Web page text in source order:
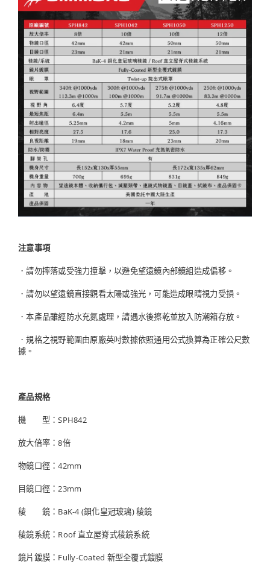
注意事項
．請勿摔落或受強力撞擊，以避免望遠鏡內部鏡組造成偏移。
．請勿以望遠鏡直接觀看太陽或強光，可能造成眼睛視力受損。
．本產品雖經防水充氮處理，請遇水後擦乾並放入防潮箱存放。
．規格之視野範圍由原廠英吋數據依照通用公式換算為正確公尺數
據。
產品規格
機 型：SPH842
放大倍率：8倍
物鏡口徑：42mm
目鏡口徑：23mm
稜 鏡：BaK-4 (鋇化皇冠玻璃) 稜鏡
稜鏡系統：Roof 直立屋脊式稜鏡系統
鏡片鍍膜：Fully-Coated 新型全覆式鍍膜